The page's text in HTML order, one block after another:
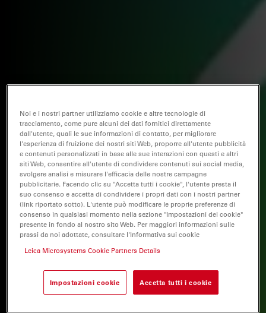
Noi e i nostri partner utilizziamo cookie e altre tecnologie di
tracciamento, come pure alcuni dei dati fornitici direttamente
dall'utente, quali le sue informazioni di contatto, per migliorare
l'esperienza di fruizione dei nostri siti Web, proporre all'utente pubblicità
e contenuti personalizzati in base alle sue interazioni con questi e altri
siti Web, consentire all'utente di condividere contenuti sui social media,
svolgere analisi e misurare l'efficacia delle nostre campagne
pubblicitarie. Facendo clic su "Accetta tutti i cookie", l'utente presta il
suo consenso e accetta di condividere i propri dati con i nostri partner
(link riportato sotto). L'utente può modificare le proprie preferenze di
consenso in qualsiasi momento nella sezione "Impostazioni dei cookie"
presente in fondo al nostro sito Web. Per maggiori informazioni sulle
prassi da noi adottate, consultare l'Informativa sui cookie
Leica Microsystems Cookie Partners Details
Impostazioni cookie Accetta tutti i cookie